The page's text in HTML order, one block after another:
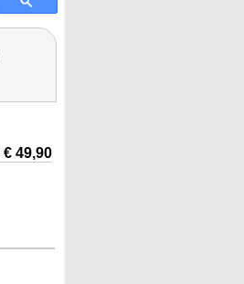
€ 49,90